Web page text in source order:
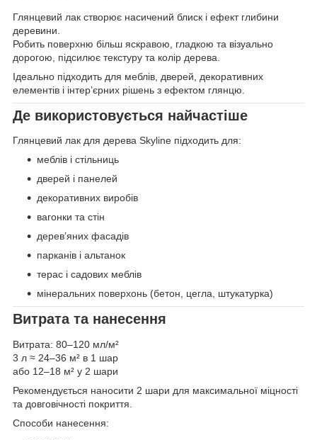
Глянцевий лак створює насичений блиск і ефект глибини
деревини.
Робить поверхню більш яскравою, гладкою та візуально
дорогою, підсилює текстуру та колір дерева.
Ідеально підходить для меблів, дверей, декоративних
елементів і інтер’єрних рішень з ефектом глянцю.
Де використовується найчастіше
Глянцевий лак для дерева Skyline підходить для:
меблів і стільниць
дверей і панелей
декоративних виробів
вагонки та стін
дерев’яних фасадів
парканів і альтанок
терас і садових меблів
мінеральних поверхонь (бетон, цегла, штукатурка)
Витрата та нанесення
Витрата: 80–120 мл/м²
3 л ≈ 24–36 м² в 1 шар
або 12–18 м² у 2 шари
Рекомендується наносити 2 шари для максимальної міцності
та довговічності покриття.
Способи нанесення: